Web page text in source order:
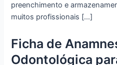
preenchimento e
muitos profissionais […]
Ficha de
Odontológica